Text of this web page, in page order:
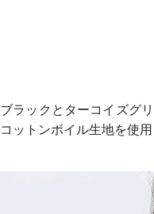
ブラックとターコイズグ
コットンボイル生地を使